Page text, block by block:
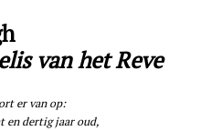
van het Reve
er van op:
en dertig jaar oud,